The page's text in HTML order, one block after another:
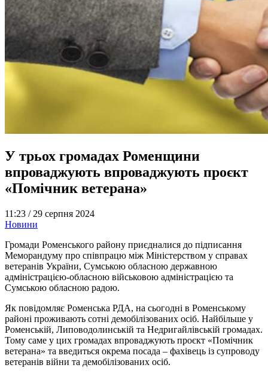
У трьох громадах Роменщини
впроваджують впроваджують проєкт
«Помічник ветерана»
11:23 / 29 серпня 2024
Новини
Громади Роменського району приєдналися до підписання
Меморандуму про співпрацю між Міністерством у справах
ветеранів України, Сумською обласною державною
адміністрацією-обласною військовою адміністрацією та
Сумською обласною радою.
Як повідомляє Роменська РДА, на сьогодні в Роменському
районі проживають сотні демобілізованих осіб. Найбільше у
Роменській, Липоводолинській та Недригайлівській громадах.
Тому саме у цих громадах впроваджують проєкт «Помічник
ветерана» та введиться окрема посада – фахівець із супроводу
ветеранів війни та демобілізованих осіб.